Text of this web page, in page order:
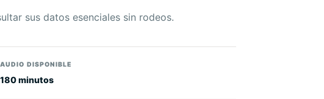
sus datos esenciales sin rodeos.
AUDIO DISPONIBLE
180 minutos